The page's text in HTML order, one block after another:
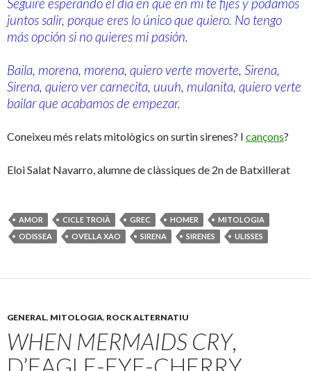
juntos salir, porque eres lo único que quiero. No tengo
más opción si no quieres mi pasión.
Baila, morena, morena, quiero verte moverte, Sirena,
Sirena, quiero ver carnecita, uuuh, mulanita, quiero verte
bailar que acabamos de empezar.
Coneixeu més relats mitològics on surtin sirenes? I cançons?
Eloi Salat Navarro, alumne de clàssiques de 2n de Batxillerat
AMOR CICLE TROIÀ GREC HOMER
MITOLOGIA
ODISSEA
OVELLA XAO SIRENA SIRENES ULISSES
GENERAL, MITOLOGIA, ROCK ALTERNATIU
WHEN MERMAIDS CRY,